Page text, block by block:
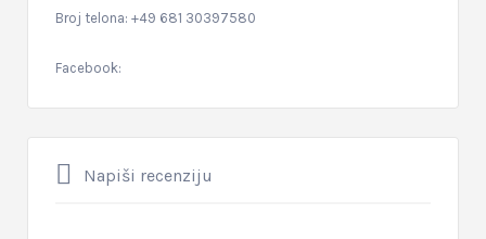
Broj telona: +49 681 30397580
Facebook:
Napiši recenziju